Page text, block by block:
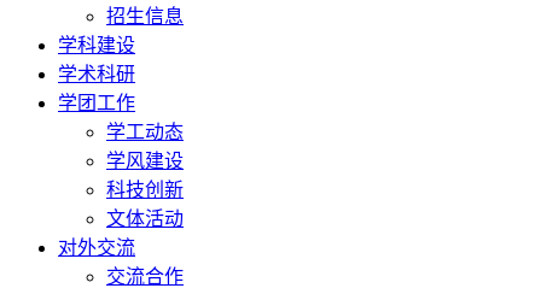
招生信息
学科建设
学术科研
学团工作
学工动态
学风建设
科技创新
文体活动
对外交流
交流合作